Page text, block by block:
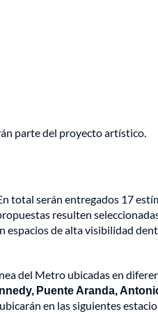
parte del proyecto artístico.
total serán entregados 17
resulten
espacios de alta visibilidad
del Metro ubicadas en
Puente Aranda,
en las siguientes